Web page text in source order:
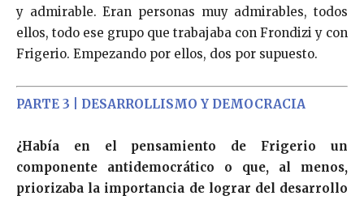
y admirable. Eran personas muy admirables, todos
ellos, todo ese grupo que trabajaba con Frondizi y con
Frigerio. Empezando por ellos, dos por supuesto.
PARTE 3 | DESARROLLISMO Y DEMOCRACIA
¿Había en el pensamiento de Frigerio un
componente antidemocrático o que, al menos,
priorizaba la importancia de lograr del desarrollo